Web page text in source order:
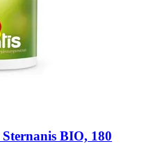
Sternanis BIO, 180